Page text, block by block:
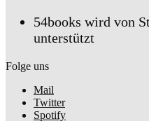
54books wird von
unterstützt
Folge uns
Mail
Twitter
Spotify